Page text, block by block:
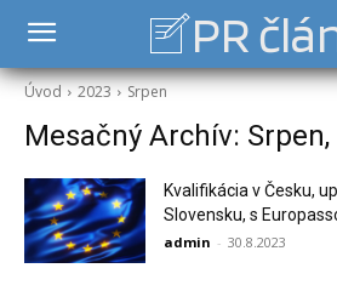
PR
Úvod 2023 Srpen
Mesačný Archív: Srpen,
Kvalifikácia v Česku,
Slovensku, s
admin - 30.8.2023